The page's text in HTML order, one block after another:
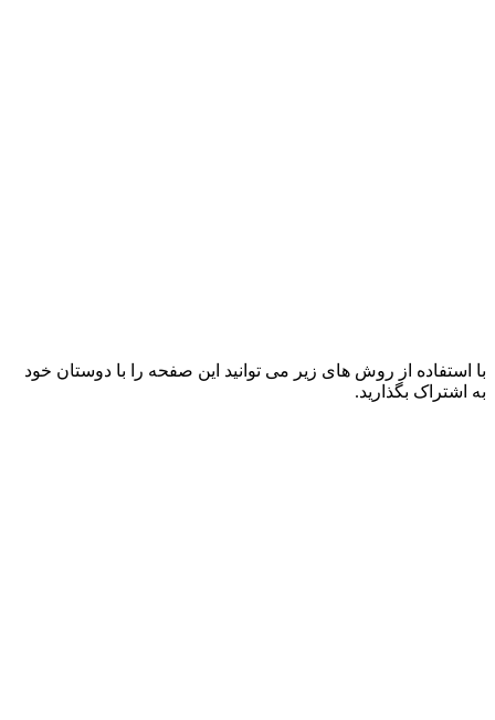
با استفاده از روش های زیر می توانید این صفحه را با دوستان خود
به اشتراک بگذارید.